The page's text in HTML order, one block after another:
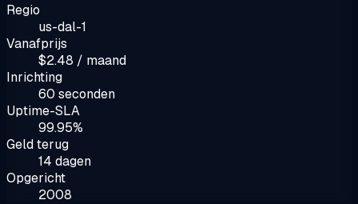
Regio
us-dal-1
Vanafprijs
$2.48 / maand
Inrichting
60 seconden
Uptime-SLA
99.95%
Geld terug
14 dagen
Opgericht
2008